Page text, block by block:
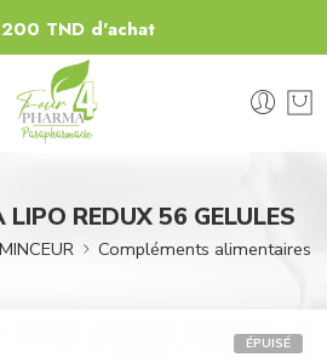
TND d'achat
REDUX 56 GELULES
Compléments alimentaires
ÉPUISÉ